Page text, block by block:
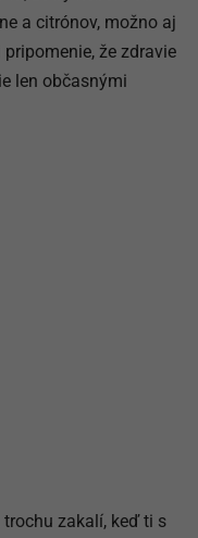
a citrónov, možno aj
že zdravie
len občasnými
zakalí, keď ti s